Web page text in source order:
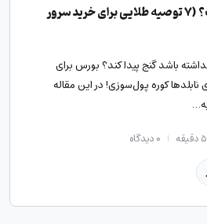
سرور مجازی بورس چیست؟ (۷ توصیه طلایی برای خرید سرور
باشد گنج پیدا کند؟ بورس برای
نابلدها کوره پول‌سوزی! در این مقاله
۰دیدگاه